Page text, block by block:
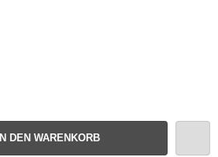
IN DEN WARENKORB